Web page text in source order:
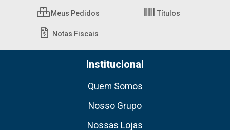
Meus Pedidos Títulos
Notas Fiscais
Institucional
Quem Somos
Nosso Grupo
Nossas Lojas